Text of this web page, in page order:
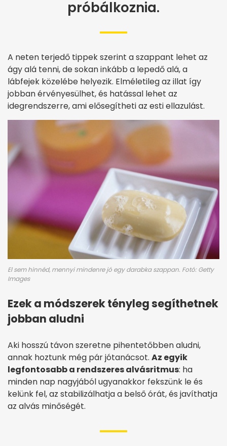
próbálkoznia.
A neten terjedő tippek szerint a szappant lehet az
ágy alá tenni, de sokan inkább a lepedő alá, a
lábfejek közelébe helyezik. Elméletileg az illat így
jobban érvényesülhet, és hatással lehet az
idegrendszerre, ami elősegítheti az esti ellazulást.
El sem hinnéd, mennyi mindenre jó egy darabka szappan. Fotó: Getty
Images
Ezek a módszerek tényleg segíthetnek
jobban aludni
Aki hosszú távon szeretne pihentetőbben aludni,
annak hoztunk még pár jótanácsot. Az egyik
legfontosabb a rendszeres alvásritmus: ha
minden nap nagyjából ugyanakkor fekszünk le és
kelünk fel, az stabilizálhatja a belső órát, és javíthatja
az alvás minőségét.